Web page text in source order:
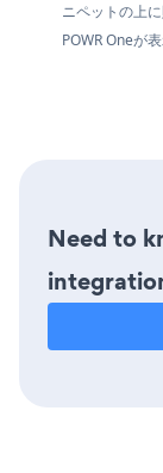
ニペットの上
POWR Oneが
Need to